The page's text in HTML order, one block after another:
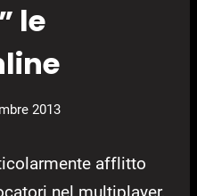
le
2013
afflitto